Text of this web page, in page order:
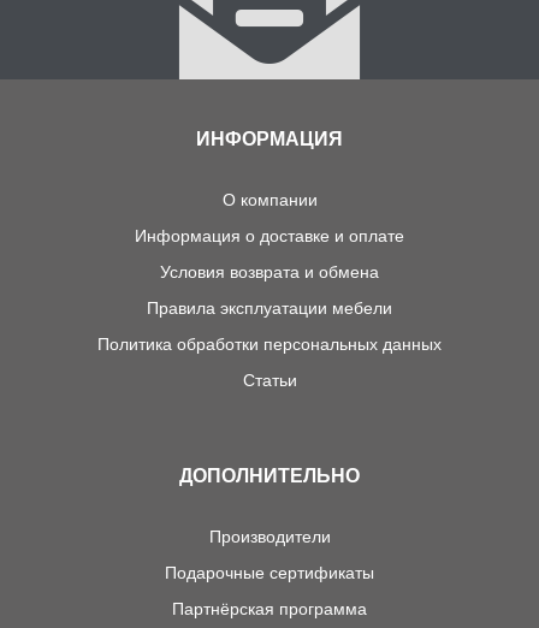
ИНФОРМАЦИЯ
О компании
Информация о доставке и оплате
Условия возврата и обмена
Правила эксплуатации мебели
Политика обработки персональных данных
Статьи
ДОПОЛНИТЕЛЬНО
Производители
Подарочные сертификаты
Партнёрская программа